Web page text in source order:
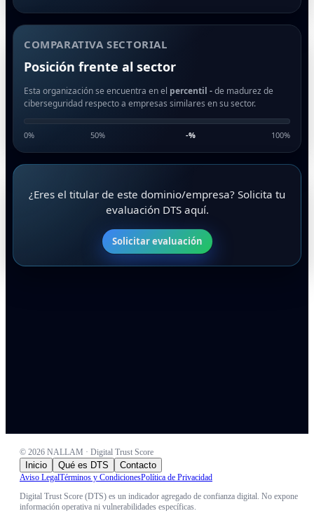
COMPARATIVA SECTORIAL
Posición frente al sector
Esta organización se encuentra en el percentil -de madurez de
ciberseguridad respecto a empresas similares en su sector.
0% 50% -% 100%
¿Eres el titular de este dominio/empresa? Solicita tu
evaluación DTS aquí.
Solicitar evaluación
© 2026 NALLAM · Digital Trust Score
Inicio Qué es DTS Contacto
Aviso LegalTérminos y CondicionesPolítica de Privacidad
Digital Trust Score (DTS) es un indicador agregado de confianza digital. No expone
información operativa ni vulnerabilidades específicas.